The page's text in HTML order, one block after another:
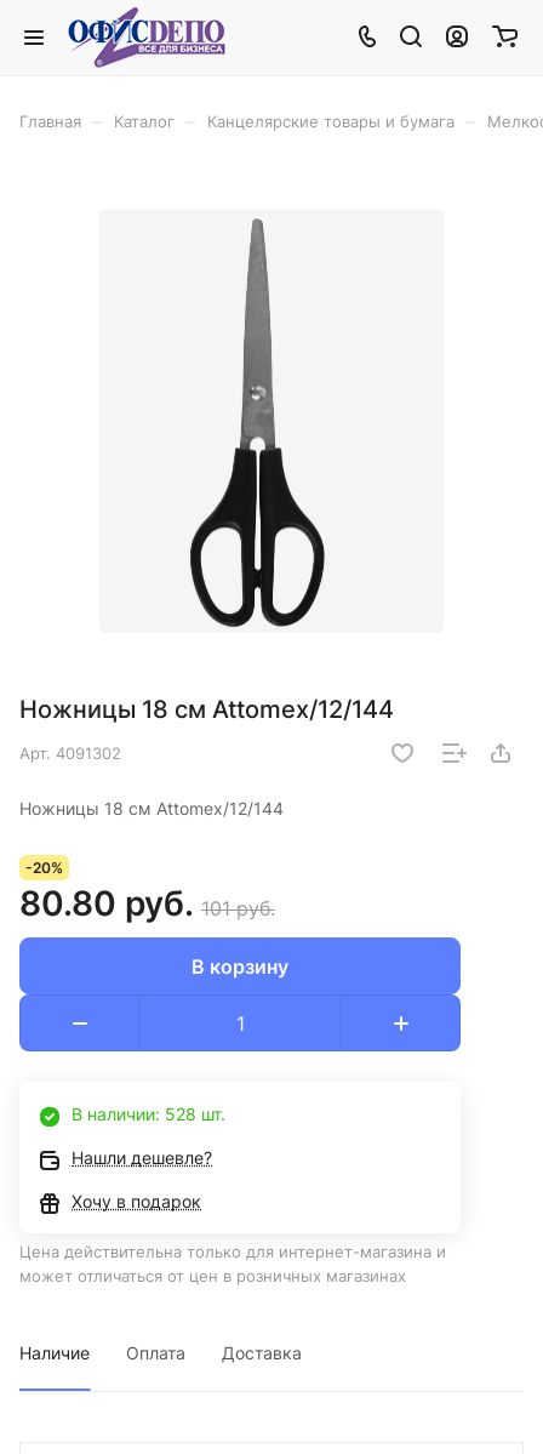
Главная Каталог Канцелярские товары и бумага
Ножницы 18 см Attomex/12/144
Арт. 4091302
Ножницы 18 см Attomex/12/144
-20%
80.80 руб. 101 руб.
В корзину
В наличии: 528 шт.
Нашли дешевле?
Хочу в подарок
Цена действительна только для интернет-магазина и
может отличаться от цен в розничных магазинах
Наличие Оплата Доставка